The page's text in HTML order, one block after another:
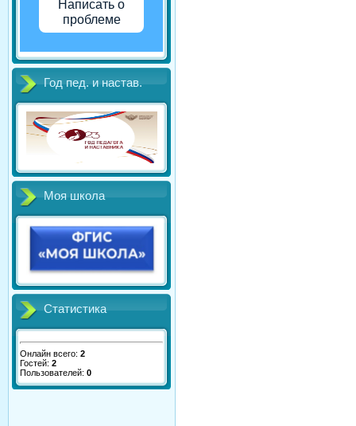
Написать о
проблеме
Год пед. и настав.
Моя школа
Статистика
Онлайн всего: 2
Гостей: 2
Пользователей: 0